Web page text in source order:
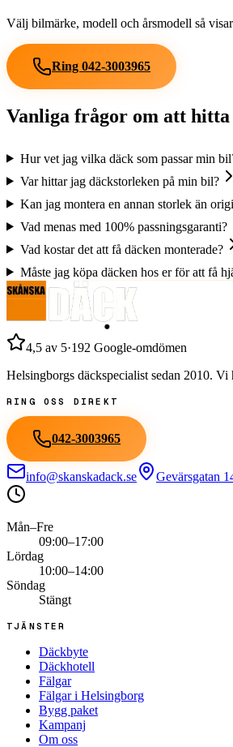
Välj bilmärke, modell och årsmodell så
Ring 042-3003965
Vanliga frågor om att
Hur vet jag vilka däck som passar min
Var hittar jag däckstorleken på min bil?
Kan jag montera en annan storlek än
Vad menas med 100% passningsgaranti?
Vad kostar det att få däcken monterade?
Måste jag köpa däcken hos er för att få
4,5 av 5·192 Google-omdömen
Helsingborgs däckspecialist sedan 2010. Vi
RING OSS DIREKT
042-3003965
info@skanskadack.se Gevärsgatan
Mån–Fre
09:00–17:00
Lördag
10:00–14:00
Söndag
Stängt
TJÄNSTER
Däckbyte
Däckhotell
Fälgar
Fälgar i Helsingborg
Bygg paket
Kampanj
Om oss